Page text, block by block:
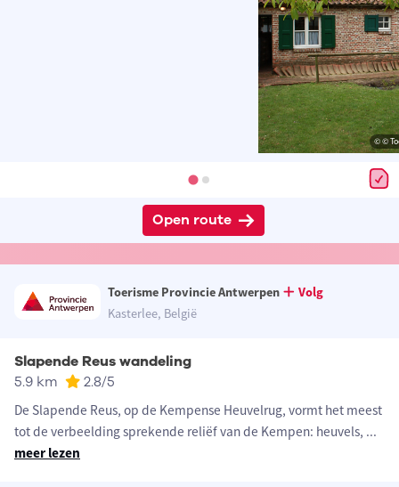
© ©
Open route
Toerisme Provincie Antwerpen
Volg
Kasterlee, België
Slapende Reus wandeling
5.9 km 2.8/5
De Slapende Reus, op de Kempense Heuvelrug, vormt het meest
tot de verbeelding sprekende reliëf van de Kempen: heuvels, ...
meer lezen